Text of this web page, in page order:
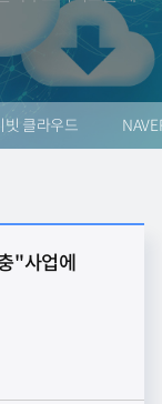
빗 클라우드
"사업에